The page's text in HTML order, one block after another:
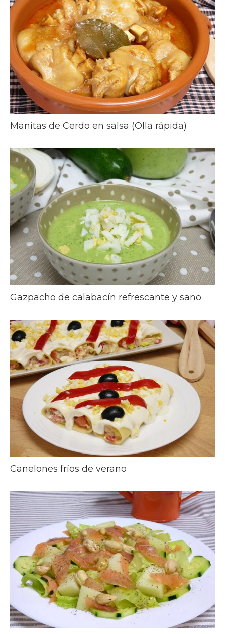
Manitas de Cerdo en salsa (Olla rápida)
Gazpacho de calabacín refrescante y sano
Canelones fríos de verano